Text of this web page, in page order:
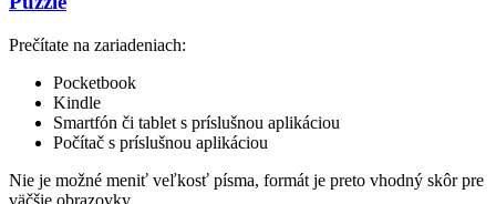
Prečítate na zariadeniach:
Pocketbook
Kindle
Smartfón či tablet s príslušnou aplikáciou
Počítač s príslušnou aplikáciou
Nie je možné meniť veľkosť písma, formát je preto vhodný skôr pre
väčšie obrazovky.